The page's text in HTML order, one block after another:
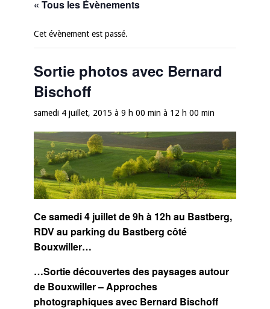
« Tous les Évènements
Cet évènement est passé.
Sortie photos avec Bernard
Bischoff
samedi 4 juillet, 2015 à 9 h 00 min à 12 h 00 min
Ce samedi 4juillet de 9h à 12h au Bastberg,
RDV au parking du Bastberg côté
Bouxwiller…
…Sortie découvertes des paysages autour
de Bouxwiller – Approches
photographiques avec Bernard Bischoff